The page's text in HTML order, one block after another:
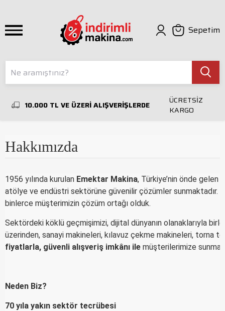
Sepetim
10.000 TL VE ÜZERİ ALIŞVERİŞLERDE
ÜCRETSİZ
KARGO
Hakkımızda
1956 yılında kurulan Emektar Makina, Türkiye’nin önde gelen
atölye ve endüstri sektörüne güvenilir çözümler sunmaktadır.
binlerce müşterimizin çözüm ortağı olduk.
Sektördeki köklü geçmişimizi, dijital dünyanın olanaklarıyla
üzerinden, sanayi makineleri, kılavuz çekme makineleri, torna
fiyatlarla, güvenli alışveriş imkânı ile müşterilerimize
Neden Biz?
70 yıla yakın sektör tecrübesi